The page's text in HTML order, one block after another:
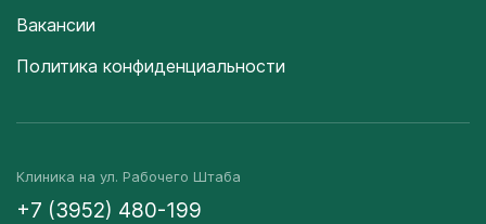
Вакансии
Политика конфиденциальности
Клиника на ул. Рабочего Штаба
+7 (3952) 480-199